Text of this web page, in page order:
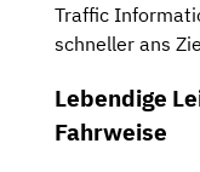
Traffic
schneller ans
Lebendige
Fahrweise